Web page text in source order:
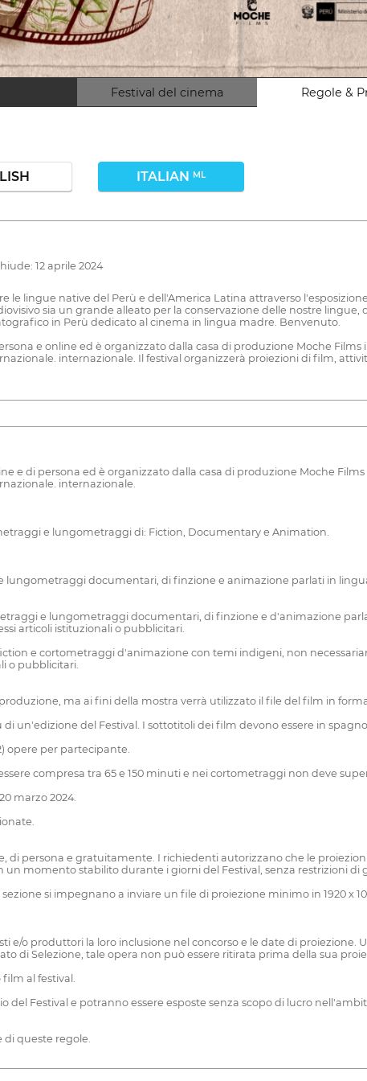
Festival del cinema Regole &
ITALIAN ML
12 aprile 2024
le lingue native del Perù e dell'America Latina attraverso
sia un grande alleato per la conservazione delle nostre
in Perù dedicato al cinema in lingua madre. Benvenuto.
e online ed è organizzato dalla casa di produzione Moche
internazionale. Il festival organizzerà proiezioni di film,
e di persona ed è organizzato dalla casa di produzione Moche
internazionale.
e lungometraggi di: Fiction, Documentary e Animation.
lungometraggi documentari, di finzione e animazione parlati in
e lungometraggi documentari, di finzione e d'animazione
articoli istituzionali o pubblicitari.
e cortometraggi d'animazione con temi indigeni, non
o pubblicitari.
ma ai fini della mostra verrà utilizzato il file del film in
un'edizione del Festival. I sottotitoli dei film devono essere in
opere per partecipante.
compresa tra 65 e 150 minuti e nei cortometraggi non deve
marzo 2024.
di persona e gratuitamente. I richiedenti autorizzano che le
un momento stabilito durante i giorni del Festival, senza restrizioni di
si impegnano a inviare un file di proiezione minimo in 1920
e/o produttori la loro inclusione nel concorso e le date di proiezione.
di Selezione, tale opera non può essere ritirata prima della sua
al festival.
del Festival e potranno essere esposte senza scopo di lucro
queste regole.